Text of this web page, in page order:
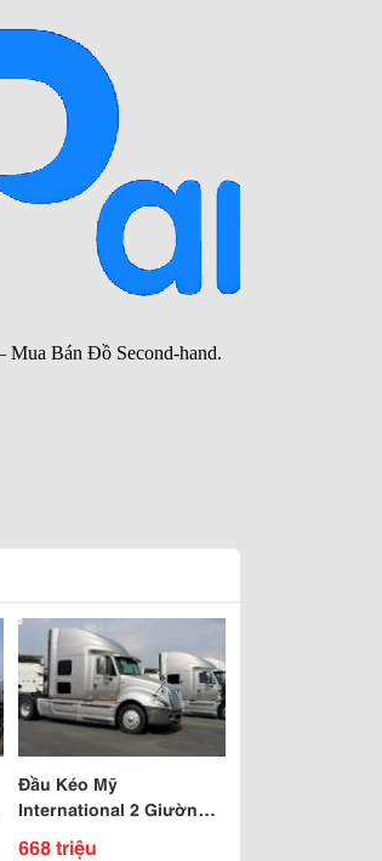
Đầu Kéo Mỹ
International 2 Giường
Đời 2012 Model 2013
668 triệu